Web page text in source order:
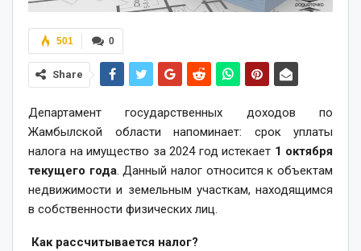
0
501
Share
Департамент государственных доходов по
Жамбылской области напоминает: срок уплаты
налога на имущество за 2024 год истекает 1 октября
текущего года. Данный налог относится к объектам
недвижимости и земельным участкам, находящимся
в собственности физических лиц.
Как рассчитывается налог?